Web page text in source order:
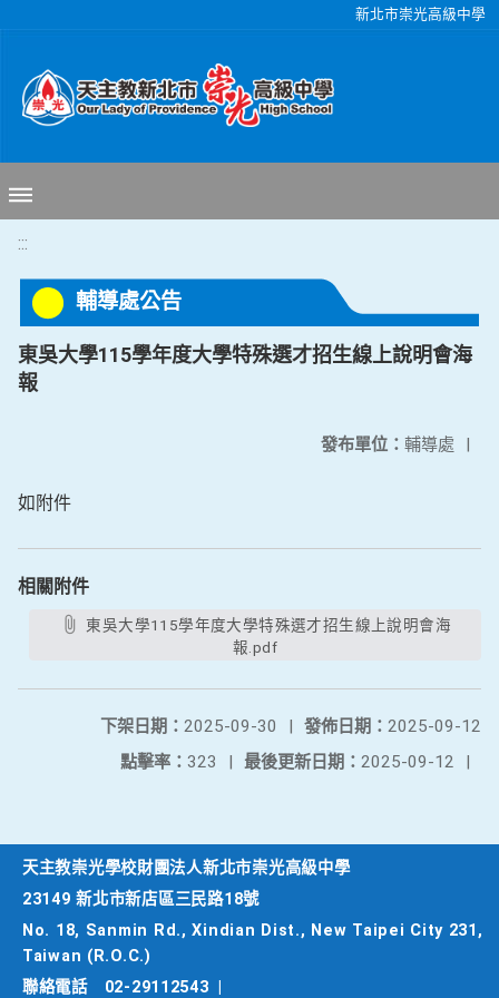
新北市崇光高級中學
:::
輔導處公告
東吳大學115學年度大學特殊選才招生線上說明會海
報
發布單位： 輔導處 |
如附件
相關附件
報.pdf
發佈日期： 2025-09-12
下架日期： 2025-09-30
|
最後更新日期： 2025-09-12 |
點擊率： 323 |
天主教崇光學校財團法人新北市崇光高級中學
23149 新北市新店區三民路18號
No. 18, Sanmin Rd., Xindian Dist., New Taipei City 231,
Taiwan (R.O.C.)
聯絡電話
02-29112543